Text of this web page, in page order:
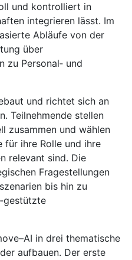
und kontrolliert in
integrieren lässt. Im
Abläufe von der
über
zu Personal‑ und
und richtet sich an
Teilnehmende stellen
zusammen und wählen
für ihre Rolle und ihre
relevant sind. Die
Fragestellungen
bis hin zu
in drei thematische
aufbauen. Der erste